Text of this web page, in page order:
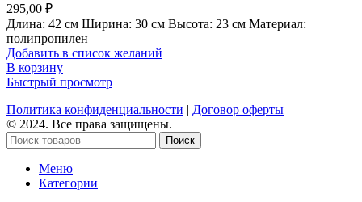
295,00 ₽
Длина: 42 см Ширина: 30 см Высота: 23 см Материал:
полипропилен
Добавить в список желаний
В корзину
Быстрый просмотр
Политика конфиденциальности | Договор оферты
© 2024. Все права защищены.
Поиск
Меню
Категории